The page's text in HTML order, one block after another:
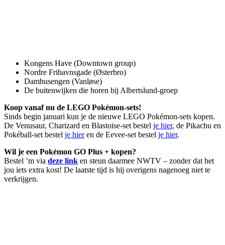
Kongens Have (Downtown group)
Nordre Frihavnsgade (Østerbro)
Damhusengen (Vanløse)
De buitenwijken die horen bij Albertslund-groep
Koop vanaf nu de LEGO Pokémon-sets!
Sinds begin januari kun je de nieuwe LEGO Pokémon-sets kopen.
De Venusaur, Charizard en Blastoise-set bestel je hier, de Pikachu en
Pokéball-set bestel je hieren de Eevee-set bestel je hier.
Wil je een Pokémon GO Plus + kopen?
Bestel ’m via deze link en steun daarmee NWTV – zonder dat het
jou iets extra kost! De laatste tijd is hij overigens nagenoeg niet te
verkrijgen.